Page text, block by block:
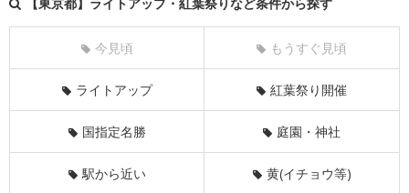
今見頃 もうすぐ見頃
ライトアップ 紅葉祭り開催
国指定名勝 庭園・神社
駅から近い 黄(イチョウ等)